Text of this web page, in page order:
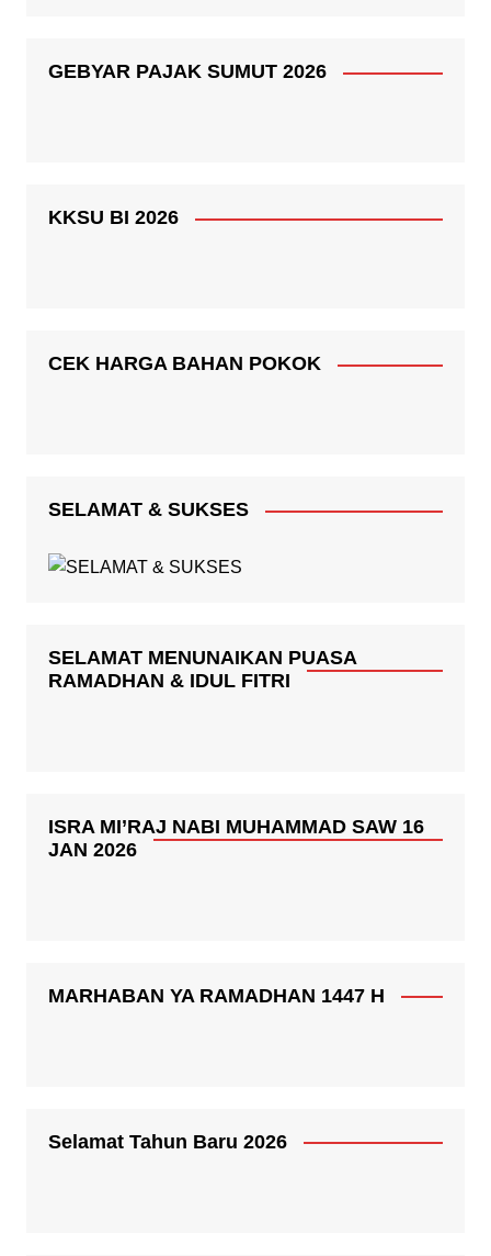
GEBYAR PAJAK SUMUT 2026
KKSU BI 2026
CEK HARGA BAHAN POKOK
SELAMAT & SUKSES
SELAMAT MENUNAIKAN PUASA
RAMADHAN & IDUL FITRI
ISRA MI’RAJ NABI MUHAMMAD SAW 16
JAN 2026
MARHABAN YA RAMADHAN 1447 H
Selamat Tahun Baru 2026